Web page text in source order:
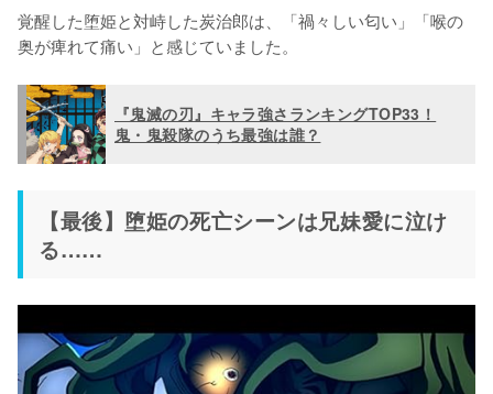
覚醒した堕姫と対峙した炭治郎は、「禍々しい匂い」「喉の
奥が痺れて痛い」と感じていました。
『鬼滅の刃』キャラ強さランキングTOP33！
鬼・鬼殺隊のうち最強は誰？
【最後】堕姫の死亡シーンは兄妹愛に泣け
る……